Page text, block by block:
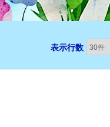
表示行数